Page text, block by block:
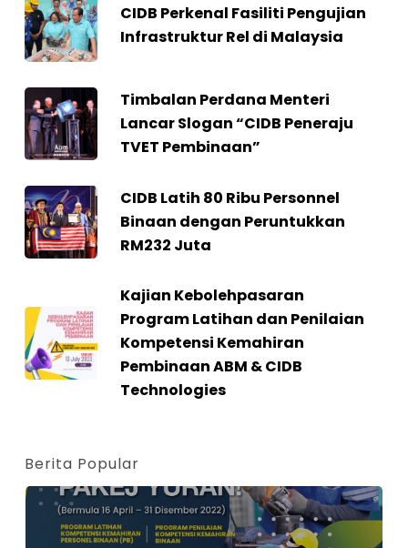
CIDB Perkenal Fasiliti Pengujian
Infrastruktur Rel di Malaysia
Timbalan Perdana Menteri
Lancar Slogan “CIDB Peneraju
TVET Pembinaan”
CIDB Latih 80 Ribu Personnel
Binaan dengan Peruntukkan
RM232 Juta
Kajian Kebolehpasaran
Program Latihan dan Penilaian
Kompetensi Kemahiran
Pembinaan ABM & CIDB
Technologies
Berita Popular